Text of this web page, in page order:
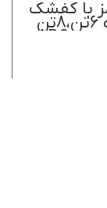
با کفشک
ایسوزو 6تن،8تن